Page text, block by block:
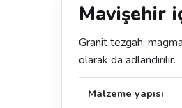
Mavişehir
Granit tezgah,
olarak da adlandırılır.
Malzeme yapısı